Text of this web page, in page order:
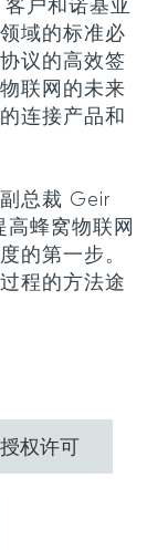
户和诺基亚
域的标准必
议的高效签
联网的未来
连接产品和
总裁 Geir
高蜂窝物联网
的第一步。
程的方法途
权许可